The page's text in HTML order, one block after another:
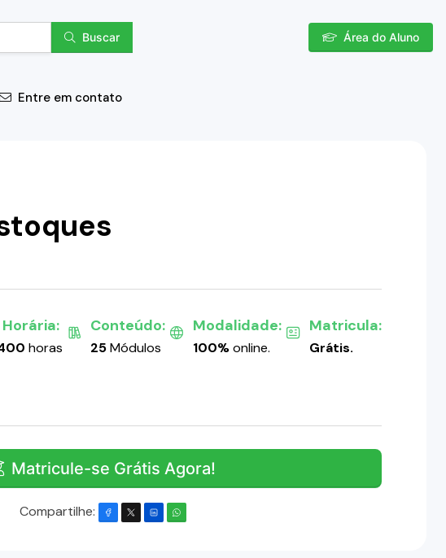
Buscar Área do Aluno
Entre em contato
horas
Conteúdo:
25Módulos
Modalidade:
100%online.
Matricula:
Grátis.
Matricule-se Grátis Agora!
Compartilhe: